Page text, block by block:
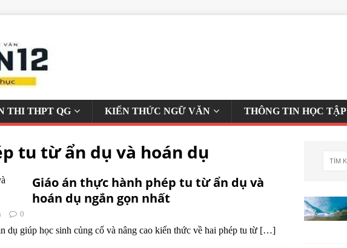
THI THPT QG KIẾN THỨC NGỮ VĂN THÔNG TIN HỌC TẬP
tu từ ẩn dụ và hoán dụ
Giáo án thực hành phép tu từ ẩn dụ và
hoán dụ ngắn gọn nhất
0
dụ giúp học sinh củng cố và nâng cao kiến thức về hai phép tu từ […]